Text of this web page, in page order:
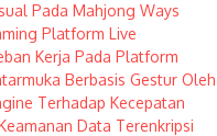
Pada Mahjong Ways
Platform Live
Kerja Pada Platform
Berbasis Gestur Oleh
Terhadap Kecepatan
Data Terenkripsi